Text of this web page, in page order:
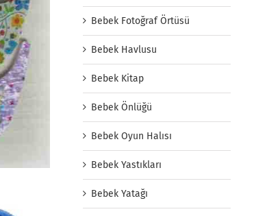
Bebek Fotoğraf Örtüsü
Bebek Havlusu
Bebek Kitap
Bebek Önlüğü
Bebek Oyun Halısı
Bebek Yastıkları
Bebek Yatağı